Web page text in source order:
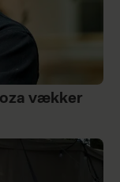
vækker